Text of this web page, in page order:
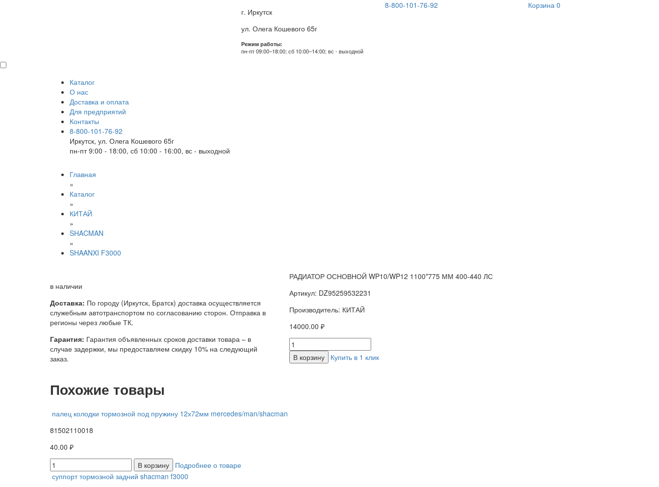
г. Иркутск
ул. Олега Кошевого 65г
Режим работы:
пн-пт 09:00–18:00; сб 10:00–14:00; вс - выходной
8-800-101-76-92 Корзина 0
Каталог
О нас
Доставка и оплата
Для предприятий
Контакты
8-800-101-76-92
Иркутск, ул. Олега Кошевого 65г
пн-пт 9:00 - 18:00, сб 10:00 - 16:00, вс - выходной
Главная
»
Каталог
»
КИТАЙ
»
SHACMAN
»
SHAANXI F3000
в наличии
Доставка: По городу (Иркутск, Братск) доставка осуществляется
служебным автотранспортом по согласованию сторон. Отправка в
регионы через любые ТК.
Гарантия: Гарантия объявленных сроков доставки товара – в
случае задержки, мы предоставляем скидку 10% на следующий
заказ.
РАДИАТОР ОСНОВНОЙ WP10/WP12 1100*775 ММ 400-440 ЛС
Артикул: DZ95259532231
Производитель: КИТАЙ
14000.00 ₽
В корзину Купить в 1 клик
Похожие товары
палец колодки тормозной под пружину 12х72мм mercedes/man/shacman
81502110018
40.00 ₽
В корзину
Подробнее о товаре
суппорт тормозной задний shacman f3000